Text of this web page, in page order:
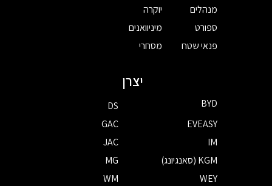
מנהלים
ספורט
פנאי שטח
יוקרה
מיניוואנים
מסחרי
יצרן
BYD
DS
EVEASY
GAC
IM
JAC
KGM (סאנגיונג)
MG
WEY
WM